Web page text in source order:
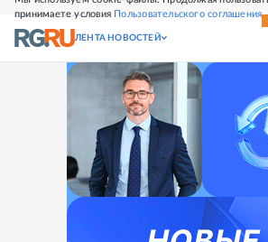
принимаете условия Пользовательского соглашения
СВЕЖИЙ НОМЕР
ЛЕНТА НОВОСТЕЙ